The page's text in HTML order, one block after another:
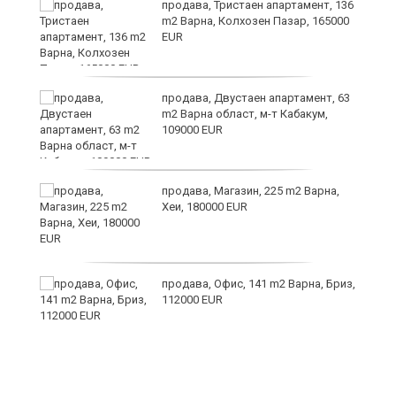
продава, Тристаен апартамент, 136
m2 Варна, Колхозен Пазар, 165000
EUR
продава, Двустаен апартамент, 63
m2 Варна област, м-т Кабакум,
109000 EUR
продава, Магазин, 225 m2 Варна,
Хеи, 180000 EUR
продава, Офис, 141 m2 Варна, Бриз,
112000 EUR